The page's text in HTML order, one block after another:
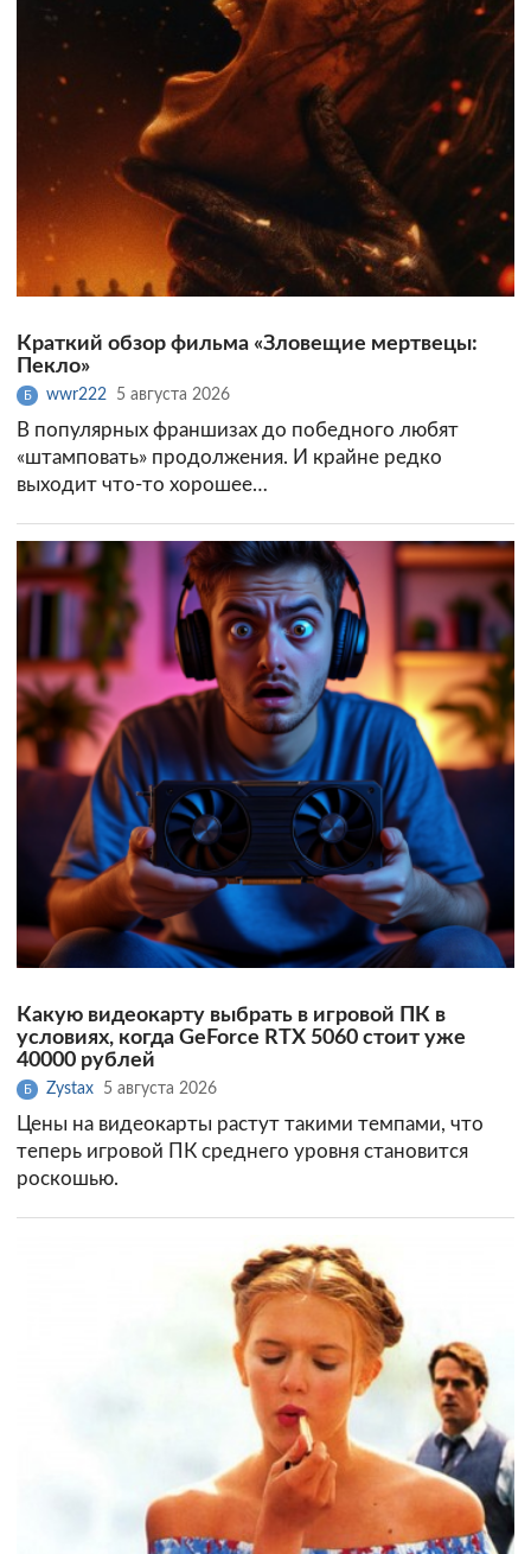
Краткий обзор фильма «Зловещие мертвецы:
Пекло»
Б wwr222 5 августа 2026
В популярных франшизах до победного любят
«штамповать» продолжения. И крайне редко
выходит что-то хорошее…
Какую видеокарту выбрать в игровой ПК в
условиях, когда GeForce RTX 5060 стоит уже
40000 рублей
Б Zystax 5 августа 2026
Цены на видеокарты растут такими темпами, что
теперь игровой ПК среднего уровня становится
роскошью.